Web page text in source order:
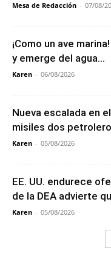
Mesa de Redacción - 07/08/
¡Como un ave
y emerge del agua...
Karen - 06/08/2026
Nueva escalada en
misiles dos
Karen - 05/08/2026
EE. UU. endurece
de la DEA advierte
Karen - 05/08/2026